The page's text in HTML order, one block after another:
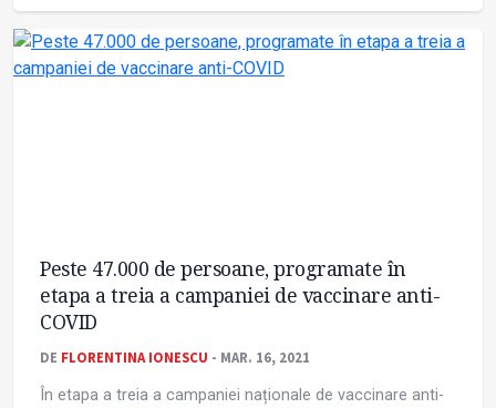
Peste 47.000 de persoane, programate în
etapa a treia a campaniei de vaccinare anti-
COVID
DE FLORENTINA IONESCU - MAR. 16, 2021
În etapa a treia a campaniei naționale de vaccinare anti-